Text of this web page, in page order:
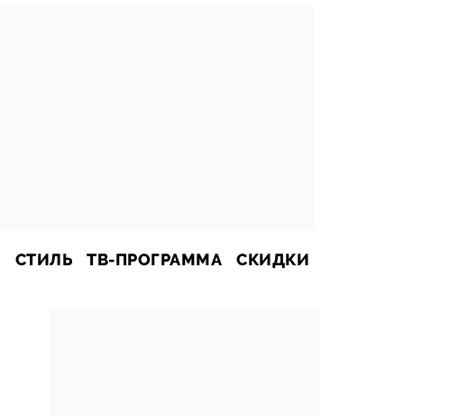
СТИЛЬ ТВ-ПРОГРАММА СКИДКИ